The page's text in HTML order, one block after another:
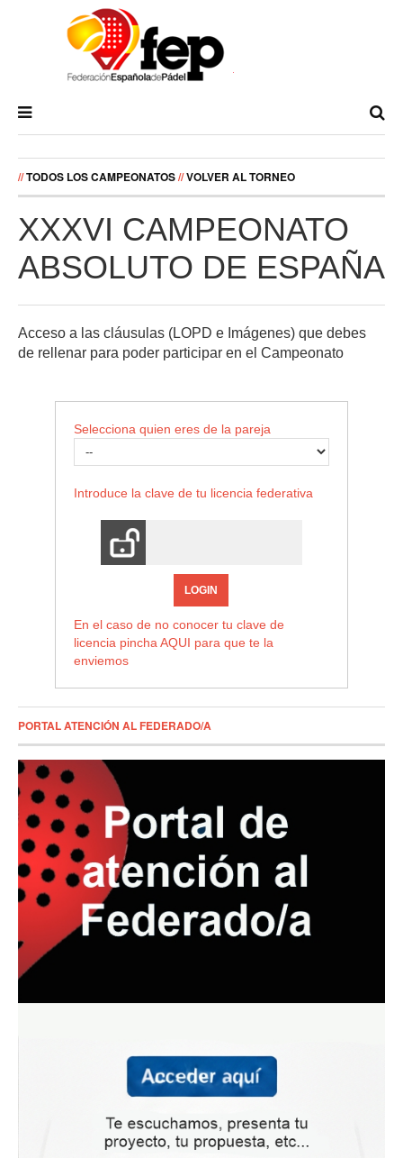
//TODOS LOS CAMPEONATOS//VOLVER AL TORNEO
XXXVI CAMPEONATO
ABSOLUTO DE ESPAÑA
Acceso a las cláusulas (LOPD e Imágenes) que debes
de rellenar para poder participar en el Campeonato
Selecciona quien eres de la pareja
Introduce la clave de tu licencia federativa
LOGIN
En el caso de no conocer tu clave de
licencia pincha AQUI para que te la
enviemos
PORTAL ATENCIÓN AL FEDERADO/A